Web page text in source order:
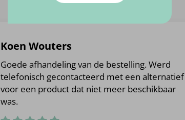
Koen Wouters
Goede afhandeling van de bestelling. Werd
telefonisch gecontacteerd met een alternatief
voor een product dat niet meer beschikbaar
was.